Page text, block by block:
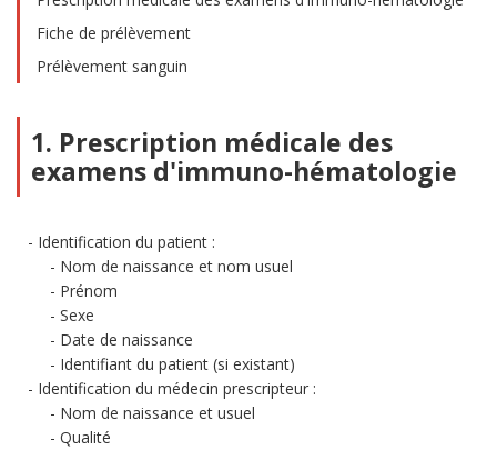
Fiche de prélèvement
Prélèvement sanguin
1. Prescription médicale des
examens d'immuno-hématologie
Identification du patient :
Nom de naissance et nom usuel
Prénom
Sexe
Date de naissance
Identifiant du patient (si existant)
Identification du médecin prescripteur :
Nom de naissance et usuel
Qualité